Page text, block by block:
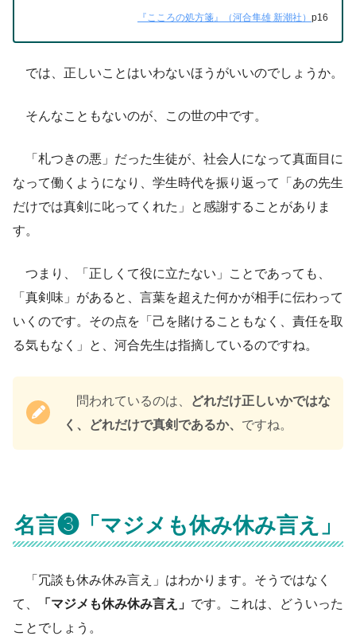
『こころの処方箋』（河合隼雄 新潮社） p16
では、正しいことはいわないほうがいいのでしょうか。
そんなこともないのが、この世の中です。
「札つきの悪」だった生徒が、社会人になって真面目に
なって働くようになり、学生時代を振り返って「あの先生
だけでは真剣に叱ってくれた」と感謝することがありま
す。
つまり、「正しくて役に立たない」ことであっても、
「真剣味」があると、言葉を超えた何かが相手に伝わって
いくのです。その点を「己を賭けることもなく、責任を取
る気もなく」と、河合先生は指摘しているのですね。
問われているのは、
どれだけ正しいかではな
く、どれだけで真剣であるか、 ですね。
名言❸「マジメも休み休み言え」
「冗談も休み休み言え」はわかります。そうではなく
て、
「マジメも休み休み言え」 です。これは、どういった
ことでしょう。